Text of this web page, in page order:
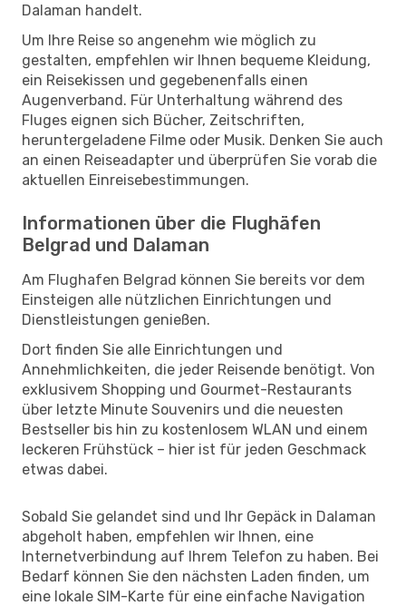
Dalaman handelt.
Um Ihre Reise so angenehm wie möglich zu
gestalten, empfehlen wir Ihnen bequeme Kleidung,
ein Reisekissen und gegebenenfalls einen
Augenverband. Für Unterhaltung während des
Fluges eignen sich Bücher, Zeitschriften,
heruntergeladene Filme oder Musik. Denken Sie auch
an einen Reiseadapter und überprüfen Sie vorab die
aktuellen Einreisebestimmungen.
Informationen über die Flughäfen
Belgrad und Dalaman
Am Flughafen Belgrad können Sie bereits vor dem
Einsteigen alle nützlichen Einrichtungen und
Dienstleistungen genießen.
Dort finden Sie alle Einrichtungen und
Annehmlichkeiten, die jeder Reisende benötigt. Von
exklusivem Shopping und Gourmet-Restaurants
über letzte Minute Souvenirs und die neuesten
Bestseller bis hin zu kostenlosem WLAN und einem
leckeren Frühstück – hier ist für jeden Geschmack
etwas dabei.
Sobald Sie gelandet sind und Ihr Gepäck in Dalaman
abgeholt haben, empfehlen wir Ihnen, eine
Internetverbindung auf Ihrem Telefon zu haben. Bei
Bedarf können Sie den nächsten Laden finden, um
eine lokale SIM-Karte für eine einfache Navigation